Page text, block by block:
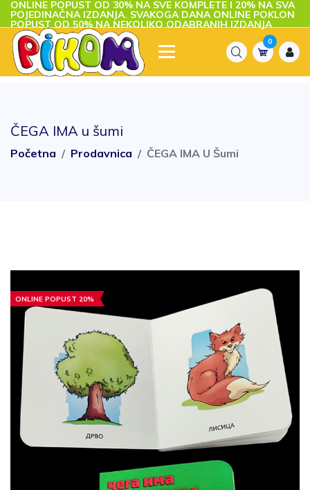
ONLINE POPUST OD 30% NA SVE KOMPLETE I 20% NA SVA
POJEDINAČNA IZDANJA. SVAKOGA DANA ONLINE POKLON
POPUST OD 50% NA NEKOLIKO ODABRANIH IZDANJA
0
ČEGA IMA u šumi
Početna Prodavnica ČEGA IMA U Šumi
ONLINE POPUST 20%